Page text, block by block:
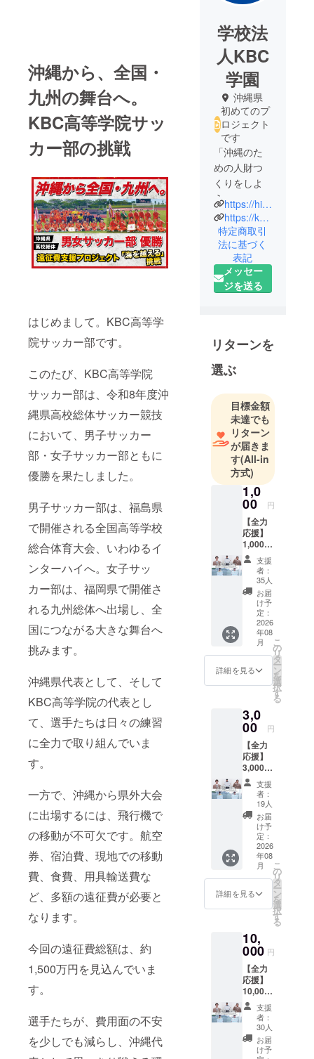
沖縄から、全国・
九州の舞台へ。
KBC高等学院サッ
カー部の挑戦
はじめまして。KBC高等学
院サッカー部です。
このたび、KBC高等学院
サッカー部は、令和8年度沖
縄県高校総体サッカー競技
において、男子サッカー
部・女子サッカー部ともに
優勝を果たしました。
男子サッカー部は、福島県
で開催される全国高等学校
総合体育大会、いわゆるイ
ンターハイへ。女子サッ
カー部は、福岡県で開催さ
れる九州総体へ出場し、全
国につながる大きな舞台へ
挑みます。
沖縄県代表として、そして
KBC高等学院の代表とし
て、選手たちは日々の練習
に全力で取り組んでいま
す。
一方で、沖縄から県外大会
に出場するには、飛行機で
の移動が不可欠です。航空
券、宿泊費、現地での移動
費、食費、用具輸送費な
ど、多額の遠征費が必要と
なります。
今回の遠征費総額は、約
1,500万円を見込んでいま
す。
選手たちが、費用面の不安
を少しでも減らし、沖縄代
学校法
人KBC
学園
沖縄県
初めてのプ
ロジェクト
です
「沖縄のた
めの人財つ
くりをしよ
う」
沖縄の発展
のため、実
学を教える
学校をつく
ろう。KBC
学園元理事
いから、
KBC学園の
歴史はス
した。昭和
58年の国際
ビジネス専
門学校創立
から、30年
余りの時が
経ち、2019
年10月現
在、専門学
校７校と高
等課程およ
び社会人向
け講座を専
門とする学
校とで、構
成するグ
ループに成
た。
https://hi.ida.ac.jp/
https://kbcgroup.ac.jp/
特定商取引
法に基づく
表記
メッセー
ジを送る
リターンを
選ぶ
目標金額
未達でも
リターン
が届きま
す(All-in
方式)
1,0
00 円
【全力
応援】
1,000円
コース
・活動
報告
メール
感謝の
気持ち
を込め
て、選
手たち
の活動
報告を
メール
にてお
ます。
支援
者：
35人
お届
け予
定：
2026
年08
月
詳細を見る
こ
の
リ
タ
ー
ン
を
選
択
す
る
3,0
00 円
【全力
応援】
3,000円
コース
・活動
報告
メール
・限定
Instagr
amへの
ご招待
限定
Instagr
amで
は、選
手たち
の練習
風景、
大会期
間中の
様子、
選手か
らの
メッ
セージ
などを
お届け
支援
者：
19人
お届
け予
定：
2026
年08
月
詳細を見る
こ
の
リ
タ
ー
ン
を
選
択
す
る
10,
000 円
【全力
応援】
10,000
円コー
ス ・活
動報告
メール
・限定
支援
者：
30人
お届
け予